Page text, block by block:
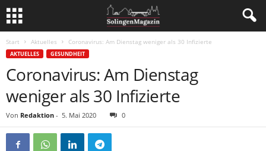
Start Aktuelles Coronavirus: Am Dienstag weniger als 30 Infizierte
AKTUELLES GESUNDHEIT
Coronavirus: Am Dienstag
weniger als 30 Infizierte
Von Redaktion - 5. Mai 2020 0